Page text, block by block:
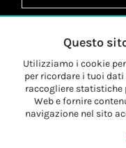
Letta
personali*
Letta l'informativa,
personali a fini di
Iscriviti
Questo
Utilizziamo i cookie
per ricordare i tuoi
raccogliere statistiche
Web e fornire
navigazione nel sito